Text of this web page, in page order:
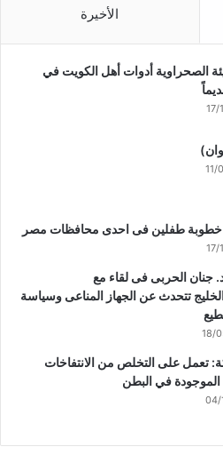
الأخيرة
الصحراوية أدوات أهل الكويت في
17/
11/
: خطوبة طفلين فى احدى محافظات مصر
17/
جنان الحربى فى لقاء مع
تتحدث عن الجهاز المناعى وسياسة
18/
تعمل على التخلص من الانتفاخات
الموجودة في البطن
04/